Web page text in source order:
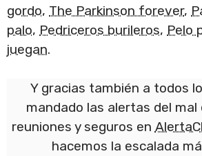
gordo, The Parkinson forever,
palo, Pedriceros burileros, Pelo
juegan.
Y gracias también a todos
mandado las alertas del mal
reuniones y seguros en
hacemos la escalada